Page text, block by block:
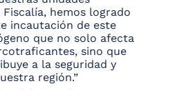
Fiscalía, hemos logrado
incautación de este
que no solo afecta
sino que
a la seguridad y
región.”